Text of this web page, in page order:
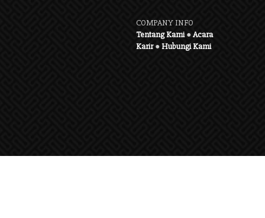
COMPANY INFO
Tentang Kami●Acara
Karir●Hubungi Kami